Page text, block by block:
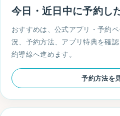
今日・近日中に予約し
おすすめは、公式アプリ・予約
況、予約方法、アプリ特典を確
約導線へ進めます。
予約方法を